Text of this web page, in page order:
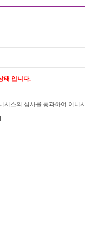
태 입니다.
시스의 심사를 통과하여 이니